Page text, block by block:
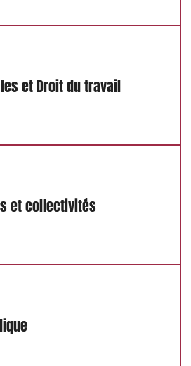
et Droit du travail
et collectivités